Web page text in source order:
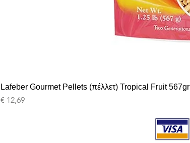
Lafeber Gourmet Pellets (πέλλετ) Tropical Fruit 567gr
Prijs
€ 12,69